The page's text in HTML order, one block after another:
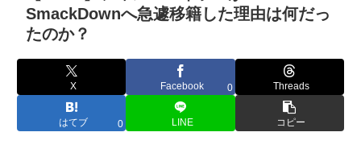
SmackDownへ急遽移籍した理由は何だっ
たのか？
X Facebook 0 Threads
はてブ 0 LINE コピー